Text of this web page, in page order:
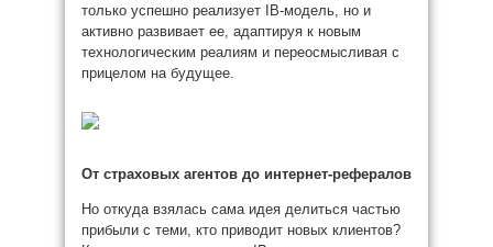
только успешно реализует IB-модель, но и
активно развивает ее, адаптируя к новым
технологическим реалиям и переосмысливая с
прицелом на будущее.
От страховых агентов до интернет-рефералов
Но откуда взялась сама идея делиться частью
прибыли с теми, кто приводит новых клиентов?